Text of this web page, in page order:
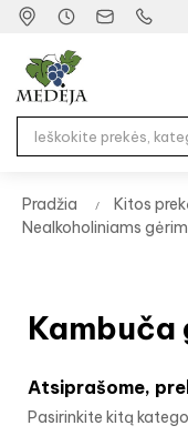
Pradžia
Kitos
Nealkoholiniams
Atsiprašome,
Pasirinkite kitą